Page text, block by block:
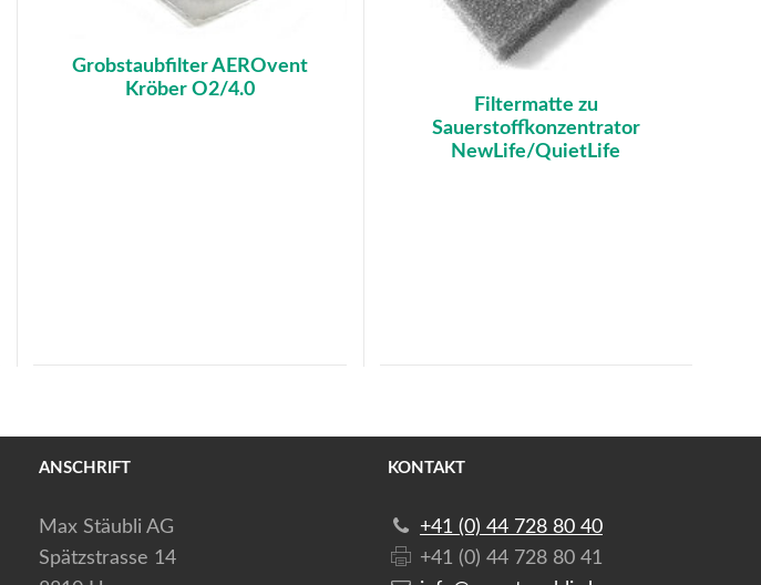
Grobstaubfilter AEROvent
Kröber O2/4.0
Filtermatte zu
Sauerstoffkonzentrator
NewLife/QuietLife
ANSCHRIFT
Max Stäubli AG
Spätzstrasse 14
KONTAKT
+41 (0) 44 728 80 40
+41 (0) 44 728 80 41